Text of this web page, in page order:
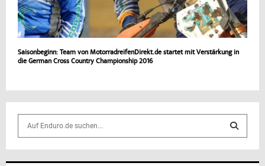
Saisonbeginn: Team von MotorradreifenDirekt.de startet mit Verstärkung in
die German Cross Country Championship 2016
S